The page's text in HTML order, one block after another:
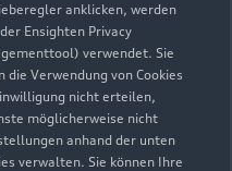
anklicken, werden
Ensighten Privacy
verwendet. Sie
Verwendung von Cookies
nicht erteilen,
möglicherweise nicht
anhand der unten
verwalten. Sie können Ihre